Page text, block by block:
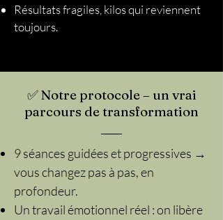
Résultats fragiles, kilos qui reviennent
toujours.
✅ Notre protocole – un vrai
parcours de transformation
9 séances guidées et progressives →
vous changez pas à pas, en
profondeur.
Un travail émotionnel réel : on libère